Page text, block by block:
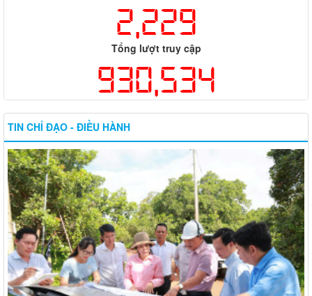
2,229
Tổng lượt truy cập
930,534
TIN CHỈ ĐẠO - ĐIỀU HÀNH